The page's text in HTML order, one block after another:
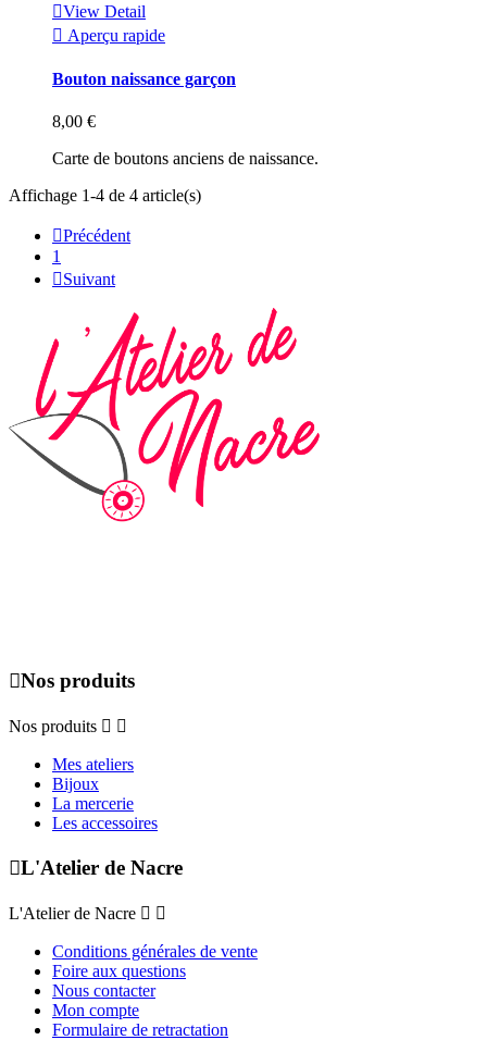
View Detail
 Aperçu rapide
Bouton naissance garçon
8,00 €
Carte de boutons anciens de naissance.
Affichage 1-4 de 4 article(s)
Précédent
1
Suivant
Nos produits
Nos produits  
Mes ateliers
Bijoux
La mercerie
Les accessoires
L'Atelier de Nacre
L'Atelier de Nacre  
Conditions générales de vente
Foire aux questions
Nous contacter
Mon compte
Formulaire de retractation